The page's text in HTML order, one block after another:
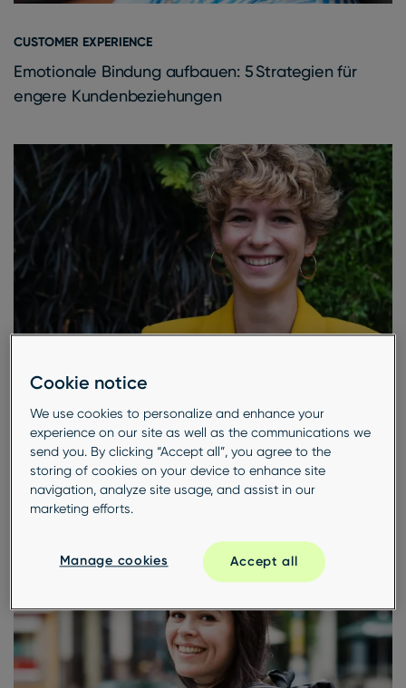
CUSTOMER EXPERIENCE
Emotionale Bindung aufbauen: 5 Strategien für
engere Kundenbeziehungen
QUALITATIVE RESEARCH
9 effektive Arten zur Nutzung sozialer Medien für
die Marktforschung
Cookie notice
We use cookies to personalize and enhance your
experience on our site as well as the communications we
send you. By clicking “Accept all”, you agree to the
storing of cookies on your device to enhance site
navigation, analyze site usage, and assist in our
marketing efforts.
Manage cookies Accept all